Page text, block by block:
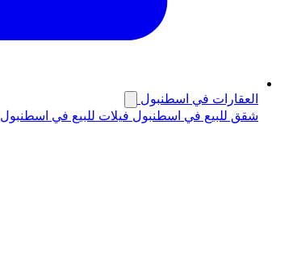
العقارات في اسطنبول
شقق للبيع في اسطنبول فيلات للبيع في اسطنبول